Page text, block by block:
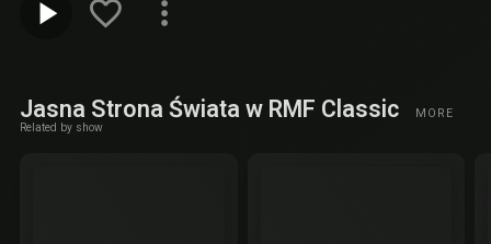
Jasna Strona Świata w RMF Classic MORE
Related by show